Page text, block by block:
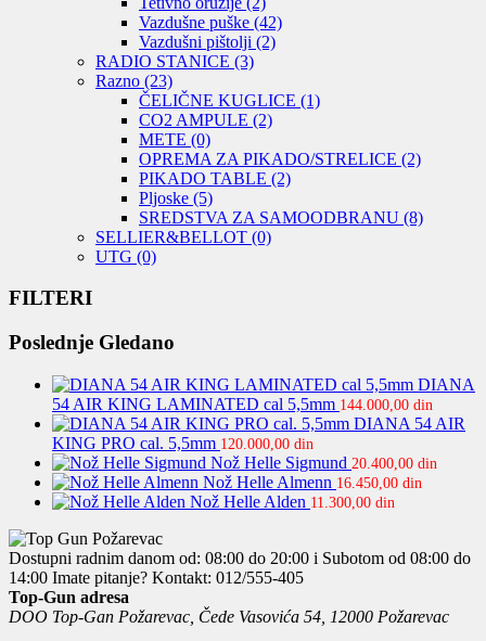
Vazdušne puške (42)
Vazdušni pištolji (2)
RADIO STANICE (3)
Razno (23)
ČELIČNE KUGLICE (1)
CO2 AMPULE (2)
METE (0)
OPREMA ZA PIKADO/STRELICE (2)
PIKADO TABLE (2)
Pljoske (5)
SREDSTVA ZA SAMOODBRANU (8)
SELLIER&BELLOT (0)
UTG (0)
FILTERI
Poslednje Gledano
DIANA
54 AIR KING LAMINATED cal 5,5mm 144.000,00 din
DIANA 54 AIR
KING PRO cal. 5,5mm 120.000,00 din
Nož Helle Sigmund 20.400,00 din
Nož Helle Almenn 16.450,00 din
Nož Helle Alden 11.300,00 din
Dostupni radnim danom od: 08:00 do 20:00 i Subotom od 08:00 do
14:00 Imate pitanje? Kontakt: 012/555-405
Top-Gun adresa
DOO Top-Gan Požarevac, Čede Vasovića 54, 12000 Požarevac